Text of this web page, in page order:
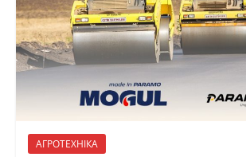
АГРОТЕХНІКА